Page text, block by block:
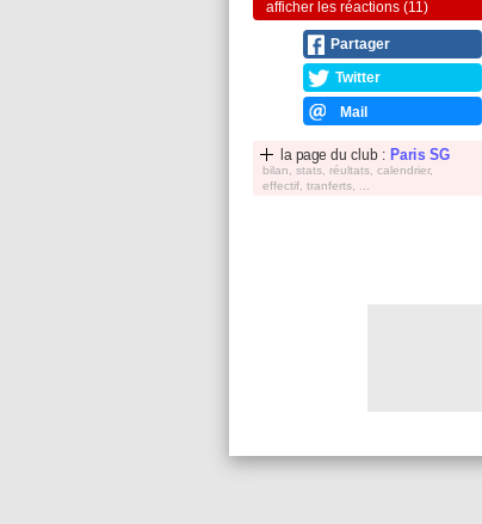
afficher les réactions (11)
Partager
Twitter
Mail
la page du club : Paris SG
bilan, stats, réultats, calendrier,
effectif, tranferts, ...